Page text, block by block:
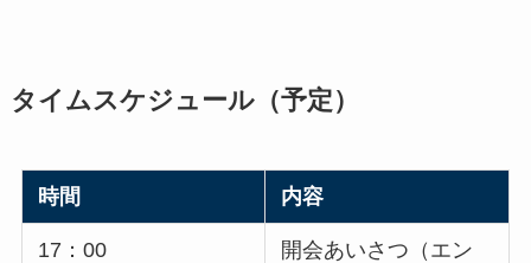
タイムスケジュール（予定）
時間 内容
17：00
開会あいさつ（エン